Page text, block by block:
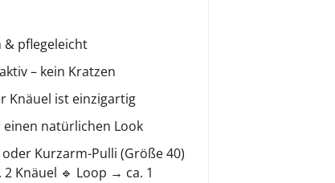
& pflegeleicht
– kein Kratzen
Knäuel ist einzigartig
natürlichen Look
Kurzarm-Pulli (Größe 40)
Knäuel 🔹 Loop → ca. 1